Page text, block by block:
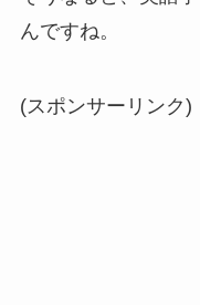
んですね。
(スポンサーリンク)